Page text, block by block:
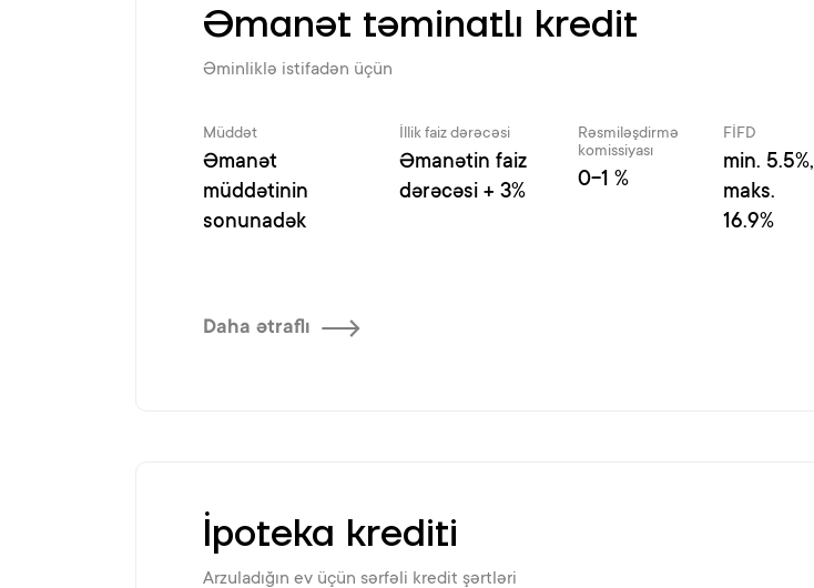
Əmanət təminatlı kredit
Əminliklə istifadən üçün
Müddət
Əmanət
müddətinin
sonunadək
İllik faiz dərəcəsi
Əmanətin faiz
dərəcəsi + 3%
Rəsmiləşdirmə
komissiyası
0-1 %
FİFD
min. 5.5%,
maks.
16.9%
Daha ətraflı
İpoteka krediti
Arzuladığın ev üçün sərfəli kredit şərtləri